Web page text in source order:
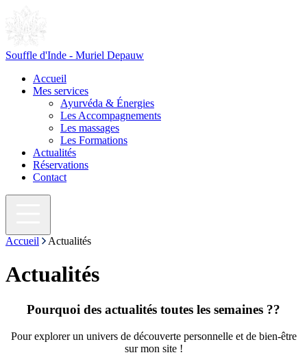
Souffle d'Inde - Muriel Depauw
Accueil
Mes services
Ayurvéda & Énergies
Les Accompagnements
Les massages
Les Formations
Actualités
Réservations
Contact
Accueil Actualités
Actualités
Pourquoi des actualités toutes les semaines ??
Pour explorer un univers de découverte personnelle et de bien-être
sur mon site !